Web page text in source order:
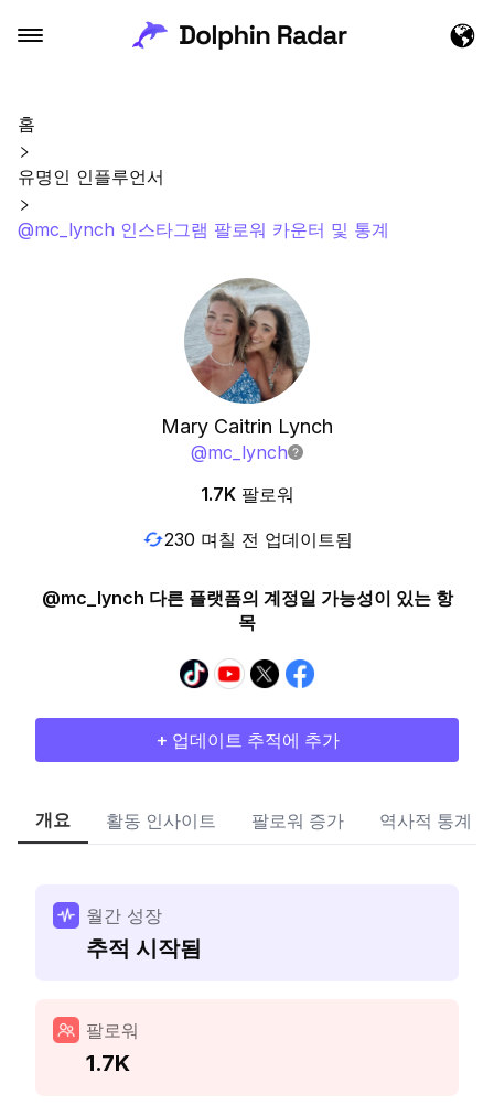
홈
유명인 인플루언서
@mc_lynch 인스타그램 팔로워 카운터 및 통계
Mary Caitrin Lynch
@mc_lynch
1.7K 팔로워
230 며칠 전 업데이트됨
@mc_lynch 다른 플랫폼의 계정일 가능성이 있는 항
목
+ 업데이트 추적에 추가
개요 활동 인사이트 팔로워 증가 역사적 통계
월간 성장
추적 시작됨
팔로워
1.7K